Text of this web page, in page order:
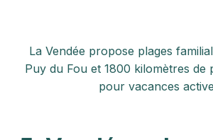
La Vendée propose plages
Puy du Fou et 1800 kilomètres de
pour vacances